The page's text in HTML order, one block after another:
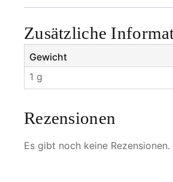
Zusätzliche
Gewicht
1 g
Rezensionen
Es gibt noch keine Rezensionen.